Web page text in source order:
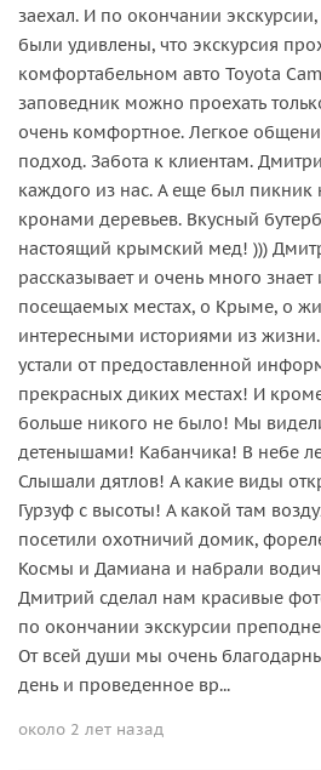
заехал. И по окончании
были удивлены, что экскурсия
комфортабельном авто Toyota
заповедник можно проехать
очень комфортное. Легкое
подход. Забота к клиентам.
каждого из нас. А еще был пикник
кронами деревьев. Вкусный
настоящий крымский мед! )))
рассказывает и очень много знает
посещаемых местах, о Крыме, о
интересными историями из
устали от предоставленной
прекрасных диких местах! И
больше никого не было! Мы
детенышами! Кабанчика! В небе
Слышали дятлов! А какие виды
Гурзуф с высоты! А какой там
посетили охотничий домик,
Космы и Дамиана и набрали
Дмитрий сделал нам красивые
по окончании экскурсии
От всей души мы очень
день и проведенное вр...
около 2 лет назад